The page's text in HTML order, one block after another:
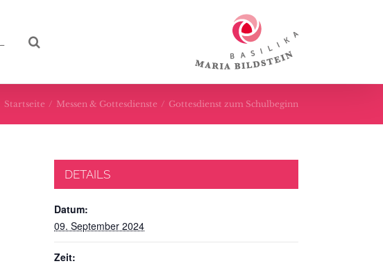
Startseite / Messen & Gottesdienste / Gottesdienst zum Schulbeginn
DETAILS
Datum:
09. September 2024
Zeit: